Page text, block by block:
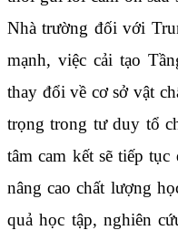
Nhà trường đối với
mạnh, việc cải tạo
thay đổi về cơ sở vật
trọng trong tư duy tổ
tâm cam kết sẽ tiếp
nâng cao chất lượng
quả học tập, nghiên